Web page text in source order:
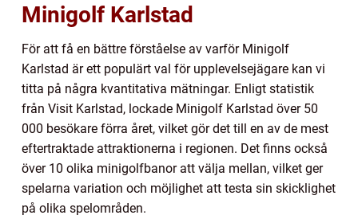
Minigolf Karlstad
För att få en bättre förståelse av varför Minigolf
Karlstad är ett populärt val för upplevelsejägare kan vi
titta på några kvantitativa mätningar. Enligt statistik
från Visit Karlstad, lockade Minigolf Karlstad över 50
000 besökare förra året, vilket gör det till en av de mest
eftertraktade attraktionerna i regionen. Det finns också
över 10 olika minigolfbanor att välja mellan, vilket ger
spelarna variation och möjlighet att testa sin skicklighet
på olika spelområden.